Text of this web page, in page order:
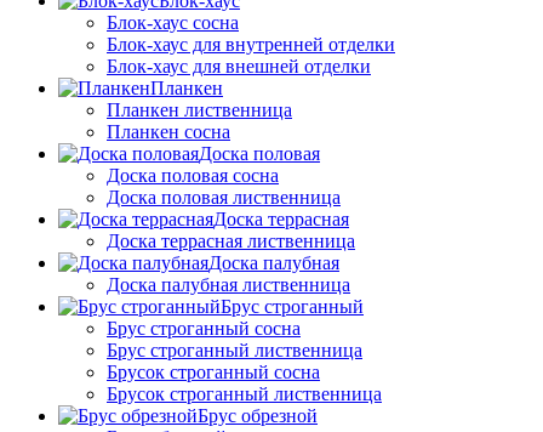
Блок-хаус сосна
Блок-хаус для внутренней отделки
Блок-хаус для внешней отделки
Планкен
Планкен лиственница
Планкен сосна
Доска половая
Доска половая сосна
Доска половая лиственница
Доска террасная
Доска террасная лиственница
Доска палубная
Доска палубная лиственница
Брус строганный
Брус строганный сосна
Брус строганный лиственница
Брусок строганный сосна
Брусок строганный лиственница
Брус обрезной